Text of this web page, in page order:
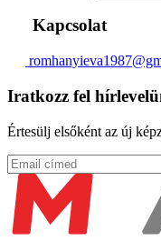
Kapcsolat
Iratkozz fel
Értesülj elsőként az új